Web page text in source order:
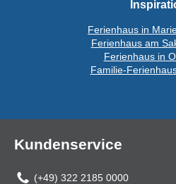
Ferienhaus in
Ferienhaus am
Ferienhaus in
Familie-
Kundenservice
(+49) 322 2185 0000